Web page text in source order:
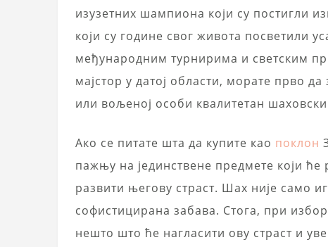
изузетних шампиона који су постигли
који су године свог живота посветили
међународним турнирима и светским
мајстор у датој области, морате прво
или вољеној особи квалитетан шаховски
Ако се питате шта да купите као поклон
пажњу на јединствене предмете који
развити његову страст. Шах није само
софистицирана забава. Стога, при
нешто што ће нагласити ову страст и